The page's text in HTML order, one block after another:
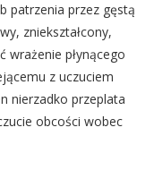
patrzenia przez gęstą
zniekształcony,
wrażenie płynącego
z uczuciem
nierzadko przeplata
obcości wobec